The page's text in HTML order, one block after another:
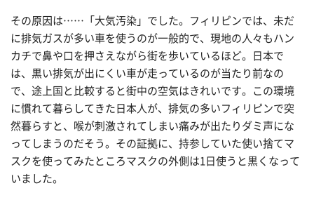
その原因は……「大気汚染」でした。フィリピンでは、未だ
に排気ガスが多い車を使うのが一般的で、現地の人々もハン
カチで鼻や口を押さえながら街を歩いているほど。日本で
は、黒い排気が出にくい車が走っているのが当たり前なの
で、途上国と比較すると街中の空気はきれいです。この環境
に慣れて暮らしてきた日本人が、排気の多いフィリピンで突
然暮らすと、喉が刺激されてしまい痛みが出たりダミ声にな
ってしまうのだそう。その証拠に、持参していた使い捨てマ
スクを使ってみたところマスクの外側は1日使うと黒くなって
いました。